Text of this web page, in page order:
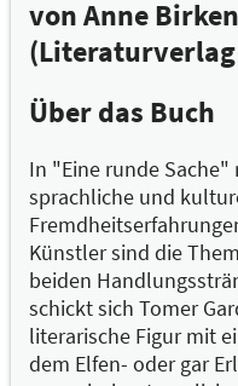
von Anne
Über das Buch
In "Eine runde
sprachliche und
Künstler sind die
beiden
schickt sich Tomer
literarische Figur mit
dem Elfen- oder gar